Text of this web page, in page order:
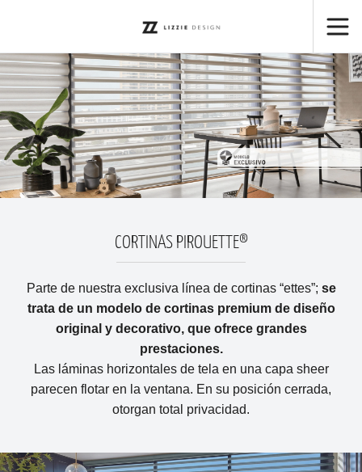
CORTINAS PIROUETTE®
Parte de nuestra exclusiva línea de cortinas “ettes”; se
trata de un modelo de cortinas premium de diseño
original y decorativo, que ofrece grandes
prestaciones.
Las láminas horizontales de tela en una capa sheer
parecen flotar en la ventana. En su posición cerrada,
otorgan total privacidad.